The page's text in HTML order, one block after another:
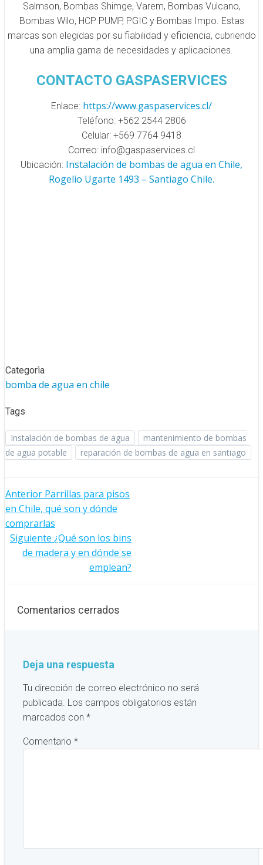
Salmson, Bombas Shimge, Varem, Bombas Vulcano,
Bombas Wilo, HCP PUMP, PGIC y Bombas Impo. Estas
marcas son elegidas por su fiabilidad y eficiencia, cubriendo
una amplia gama de necesidades y aplicaciones.
CONTACTO GASPASERVICES
Enlace: https://www.gaspaservices.cl/
Teléfono: +562 2544 2806
Celular: +569 7764 9418
Correo: info@gaspaservices.cl
Ubicación: Instalación de bombas de agua en Chile,
Rogelio Ugarte 1493 – Santiago Chile.
Categorìa
bomba de agua en chile
Tags
Instalación de bombas de agua
mantenimiento de bombas
de agua potable
reparación de bombas de agua en santiago
Navegación
de
entradas
Anterior Parrillas para pisos
en Chile, qué son y dónde
comprarlas
Navegación
Siguiente ¿Qué son los bins
de madera y en dónde se
emplean?
Comentarios cerrados
Deja una respuesta
Tu dirección de correo electrónico no será
publicada. Los campos obligatorios están
marcados con *
Comentario *